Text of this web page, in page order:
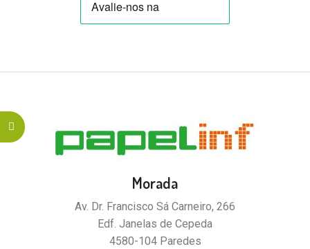
Morada
Av. Dr. Francisco Sá Carneiro, 266
Edf. Janelas de Cepeda
4580-104 Paredes